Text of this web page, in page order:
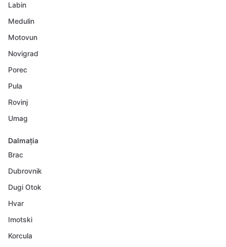
Labin
Medulin
Motovun
Novigrad
Porec
Pula
Rovinj
Umag
Dalmația
Brac
Dubrovnik
Dugi Otok
Hvar
Imotski
Korcula